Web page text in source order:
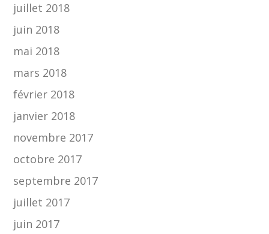
juillet 2018
juin 2018
mai 2018
mars 2018
février 2018
janvier 2018
novembre 2017
octobre 2017
septembre 2017
juillet 2017
juin 2017